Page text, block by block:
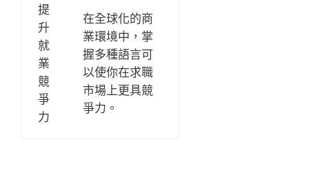
提
升
就
業
競
爭
力
在全球化的商
業環境中，掌
握多種語言可
以使你在求職
市場上更具競
爭力。